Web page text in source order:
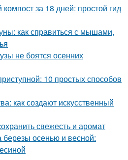
за 18 дней: простой гид
как справиться с мышами,
не боятся осенних
10 простых способов
как создают искусственный
свежесть и аромат
березы осенью и весной: